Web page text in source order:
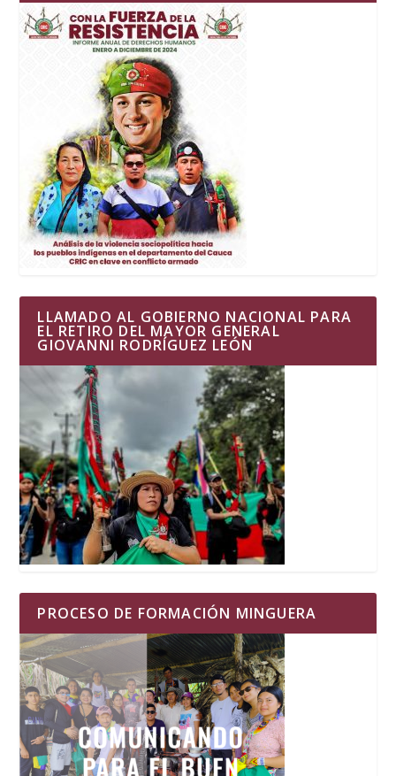
LLAMADO AL GOBIERNO NACIONAL PARA
EL RETIRO DEL MAYOR GENERAL
GIOVANNI RODRÍGUEZ LEÓN
PROCESO DE FORMACIÓN MINGUERA